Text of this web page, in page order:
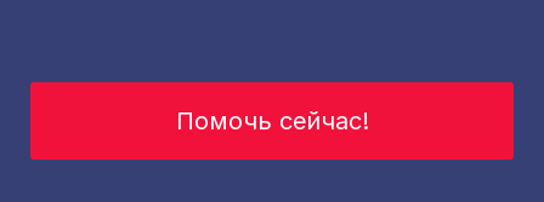
Помочь сейчас!